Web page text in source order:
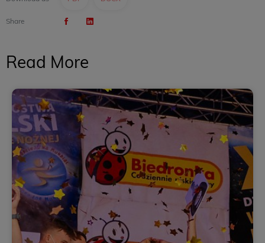
Share
Read More